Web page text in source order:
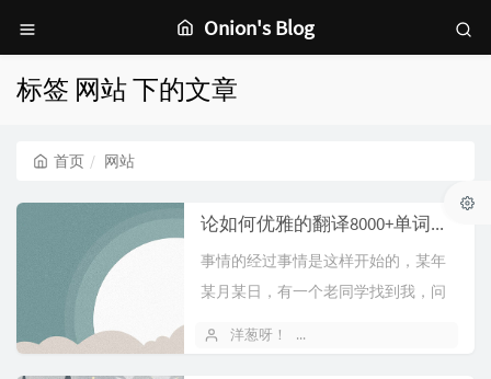
Onion's Blog
标签 网站 下的文章
首页 网站
论如何优雅的翻译8000+单词并做成一个属于自己的WordList
事情的经过事情是这样开始的，某年
某月某日，有一个老同学找到我，问
洋葱呀！